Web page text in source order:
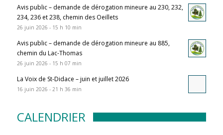
Avis public – demande de dérogation mineure au 230, 232,
234, 236 et 238, chemin des Oeillets
26 juin 2026 - 15 h 10 min
Avis public – demande de dérogation mineure au 885,
chemin du Lac-Thomas
26 juin 2026 - 15 h 07 min
La Voix de St-Didace – juin et juillet 2026
16 juin 2026 - 21 h 36 min
CALENDRIER